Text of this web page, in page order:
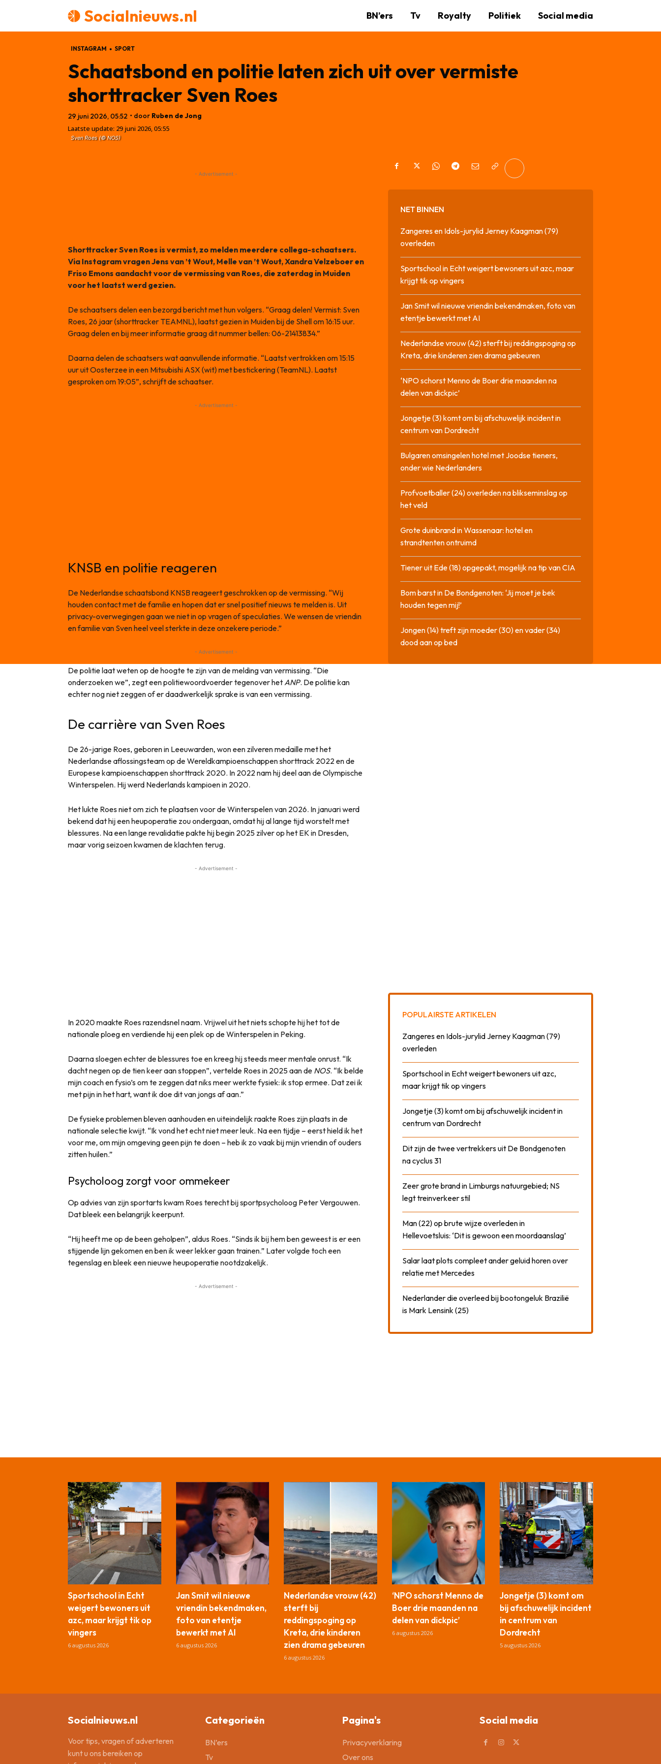
Socialnieuws.nl BN’ers Tv Royalty Politiek Social media
INSTAGRAM SPORT
Schaatsbond en politie laten zich uit over vermiste
shorttracker Sven Roes
29 juni 2026, 05:52 • door Ruben de Jong
Laatste update: 29 juni 2026, 05:55
Sven Roes (© NOS)
- Advertisement -
Shorttracker Sven Roes is vermist, zo melden meerdere collega-schaatsers.
Via Instagram vragen Jens van ’t Wout, Melle van ’t Wout, Xandra Velzeboer en
Friso Emons aandacht voor de vermissing van Roes, die zaterdag in Muiden
voor het laatst werd gezien.
De schaatsers delen een bezorgd bericht met hun volgers. “Graag delen! Vermist: Sven
Roes, 26 jaar (shorttracker TEAMNL), laatst gezien in Muiden bij de Shell om 16:15 uur.
Graag delen en bij meer informatie graag dit nummer bellen: 06-21413834.”
Daarna delen de schaatsers wat aanvullende informatie. “Laatst vertrokken om 15:15
uur uit Oosterzee in een Mitsubishi ASX (wit) met bestickering (TeamNL). Laatst
gesproken om 19:05”, schrijft de schaatser.
- Advertisement -
KNSB en politie reageren
De Nederlandse schaatsbond KNSB reageert geschrokken op de vermissing. “Wij
houden contact met de familie en hopen dat er snel positief nieuws te melden is. Uit
privacy-overwegingen gaan we niet in op vragen of speculaties. We wensen de vriendin
en familie van Sven heel veel sterkte in deze onzekere periode.”
- Advertisement -
De politie laat weten op de hoogte te zijn van de melding van vermissing. “Die
onderzoeken we”, zegt een politiewoordvoerder tegenover het ANP. De politie kan
echter nog niet zeggen of er daadwerkelijk sprake is van een vermissing.
De carrière van Sven Roes
De 26-jarige Roes, geboren in Leeuwarden, won een zilveren medaille met het
Nederlandse aflossingsteam op de Wereldkampioenschappen shorttrack 2022 en de
Europese kampioenschappen shorttrack 2020. In 2022 nam hij deel aan de Olympische
Winterspelen. Hij werd Nederlands kampioen in 2020.
Het lukte Roes niet om zich te plaatsen voor de Winterspelen van 2026. In januari werd
bekend dat hij een heupoperatie zou ondergaan, omdat hij al lange tijd worstelt met
blessures. Na een lange revalidatie pakte hij begin 2025 zilver op het EK in Dresden,
maar vorig seizoen kwamen de klachten terug.
- Advertisement -
In 2020 maakte Roes razendsnel naam. Vrijwel uit het niets schopte hij het tot de
nationale ploeg en verdiende hij een plek op de Winterspelen in Peking.
Daarna sloegen echter de blessures toe en kreeg hij steeds meer mentale onrust. “Ik
dacht negen op de tien keer aan stoppen”, vertelde Roes in 2025 aan de NOS. “Ik belde
mijn coach en fysio’s om te zeggen dat niks meer werkte fysiek: ik stop ermee. Dat zei ik
met pijn in het hart, want ik doe dit van jongs af aan.”
De fysieke problemen bleven aanhouden en uiteindelijk raakte Roes zijn plaats in de
nationale selectie kwijt. “Ik vond het echt niet meer leuk. Na een tijdje – eerst hield ik het
voor me, om mijn omgeving geen pijn te doen – heb ik zo vaak bij mijn vriendin of ouders
zitten huilen.”
Psycholoog zorgt voor ommekeer
Op advies van zijn sportarts kwam Roes terecht bij sportpsycholoog Peter Vergouwen.
Dat bleek een belangrijk keerpunt.
“Hij heeft me op de been geholpen”, aldus Roes. “Sinds ik bij hem ben geweest is er een
stijgende lijn gekomen en ben ik weer lekker gaan trainen.” Later volgde toch een
tegenslag en bleek een nieuwe heupoperatie nootdzakelijk.
- Advertisement -
NET BINNEN
Zangeres en Idols-jurylid Jerney Kaagman (79)
overleden
Sportschool in Echt weigert bewoners uit azc, maar
krijgt tik op vingers
Jan Smit wil nieuwe vriendin bekendmaken, foto van
etentje bewerkt met AI
Nederlandse vrouw (42) sterft bij reddingspoging op
Kreta, drie kinderen zien drama gebeuren
‘NPO schorst Menno de Boer drie maanden na
delen van dickpic’
Jongetje (3) komt om bij afschuwelijk incident in
centrum van Dordrecht
Bulgaren omsingelen hotel met Joodse tieners,
onder wie Nederlanders
Profvoetballer (24) overleden na blikseminslag op
het veld
Grote duinbrand in Wassenaar: hotel en
strandtenten ontruimd
Tiener uit Ede (18) opgepakt, mogelijk na tip van CIA
Bom barst in De Bondgenoten: ‘Jij moet je bek
houden tegen mij!’
Jongen (14) treft zijn moeder (30) en vader (34)
dood aan op bed
POPULAIRSTE ARTIKELEN
Zangeres en Idols-jurylid Jerney Kaagman (79)
overleden
Sportschool in Echt weigert bewoners uit azc,
maar krijgt tik op vingers
Jongetje (3) komt om bij afschuwelijk incident in
centrum van Dordrecht
Dit zijn de twee vertrekkers uit De Bondgenoten
na cyclus 31
Zeer grote brand in Limburgs natuurgebied; NS
legt treinverkeer stil
Man (22) op brute wijze overleden in
Hellevoetsluis: ‘Dit is gewoon een moordaanslag’
Salar laat plots compleet ander geluid horen over
relatie met Mercedes
Nederlander die overleed bij bootongeluk Brazilië
is Mark Lensink (25)
Sportschool in Echt
weigert bewoners uit
azc, maar krijgt tik op
vingers
6 augustus 2026
Jan Smit wil nieuwe
vriendin bekendmaken,
foto van etentje
bewerkt met AI
6 augustus 2026
Nederlandse vrouw (42)
sterft bij
reddingspoging op
Kreta, drie kinderen
zien drama gebeuren
6 augustus 2026
‘NPO schorst Menno de
Boer drie maanden na
delen van dickpic’
6 augustus 2026
Jongetje (3) komt om
bij afschuwelijk incident
in centrum van
Dordrecht
5 augustus 2026
Socialnieuws.nl
Voor tips, vragen of adverteren
kunt u ons bereiken op
Categorieën
BN’ers
Tv
Pagina's
Privacyverklaring
Over ons
Social media